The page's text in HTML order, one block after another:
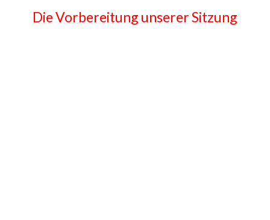
Die Vorbereitung unserer Sitzung